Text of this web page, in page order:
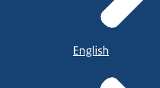
English